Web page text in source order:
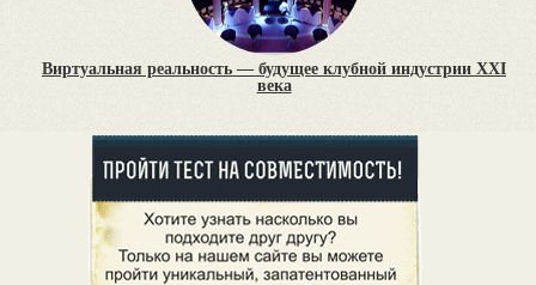
Виртуальная реальность — будущее клубной индустрии XXI
века